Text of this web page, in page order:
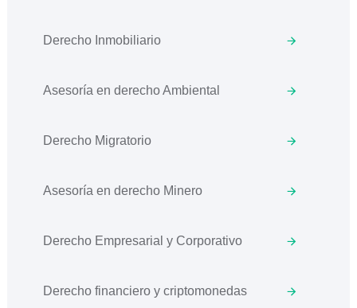
Derecho Inmobiliario
Asesoría en derecho Ambiental
Derecho Migratorio
Asesoría en derecho Minero
Derecho Empresarial y Corporativo
Derecho financiero y criptomonedas